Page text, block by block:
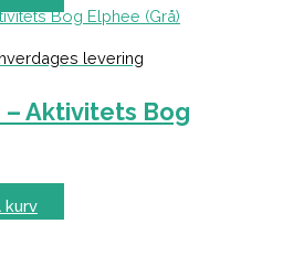
levering
– Aktivitets Bog
kurv